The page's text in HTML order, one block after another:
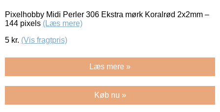
Pixelhobby Midi Perler 306 Ekstra mørk Koralrød 2x2mm –
144 pixels (Læs mere)
5 kr. (Vis fragtpris)
Læs mere »
Køb nu »